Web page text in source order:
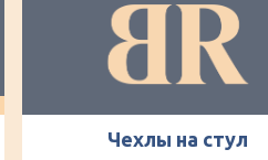
Чехлы на стул